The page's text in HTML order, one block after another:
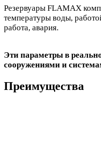
Резервуары FLAMAX
температуры воды,
работа, авария.
Эти параметры в
сооружениями и
Преимущества